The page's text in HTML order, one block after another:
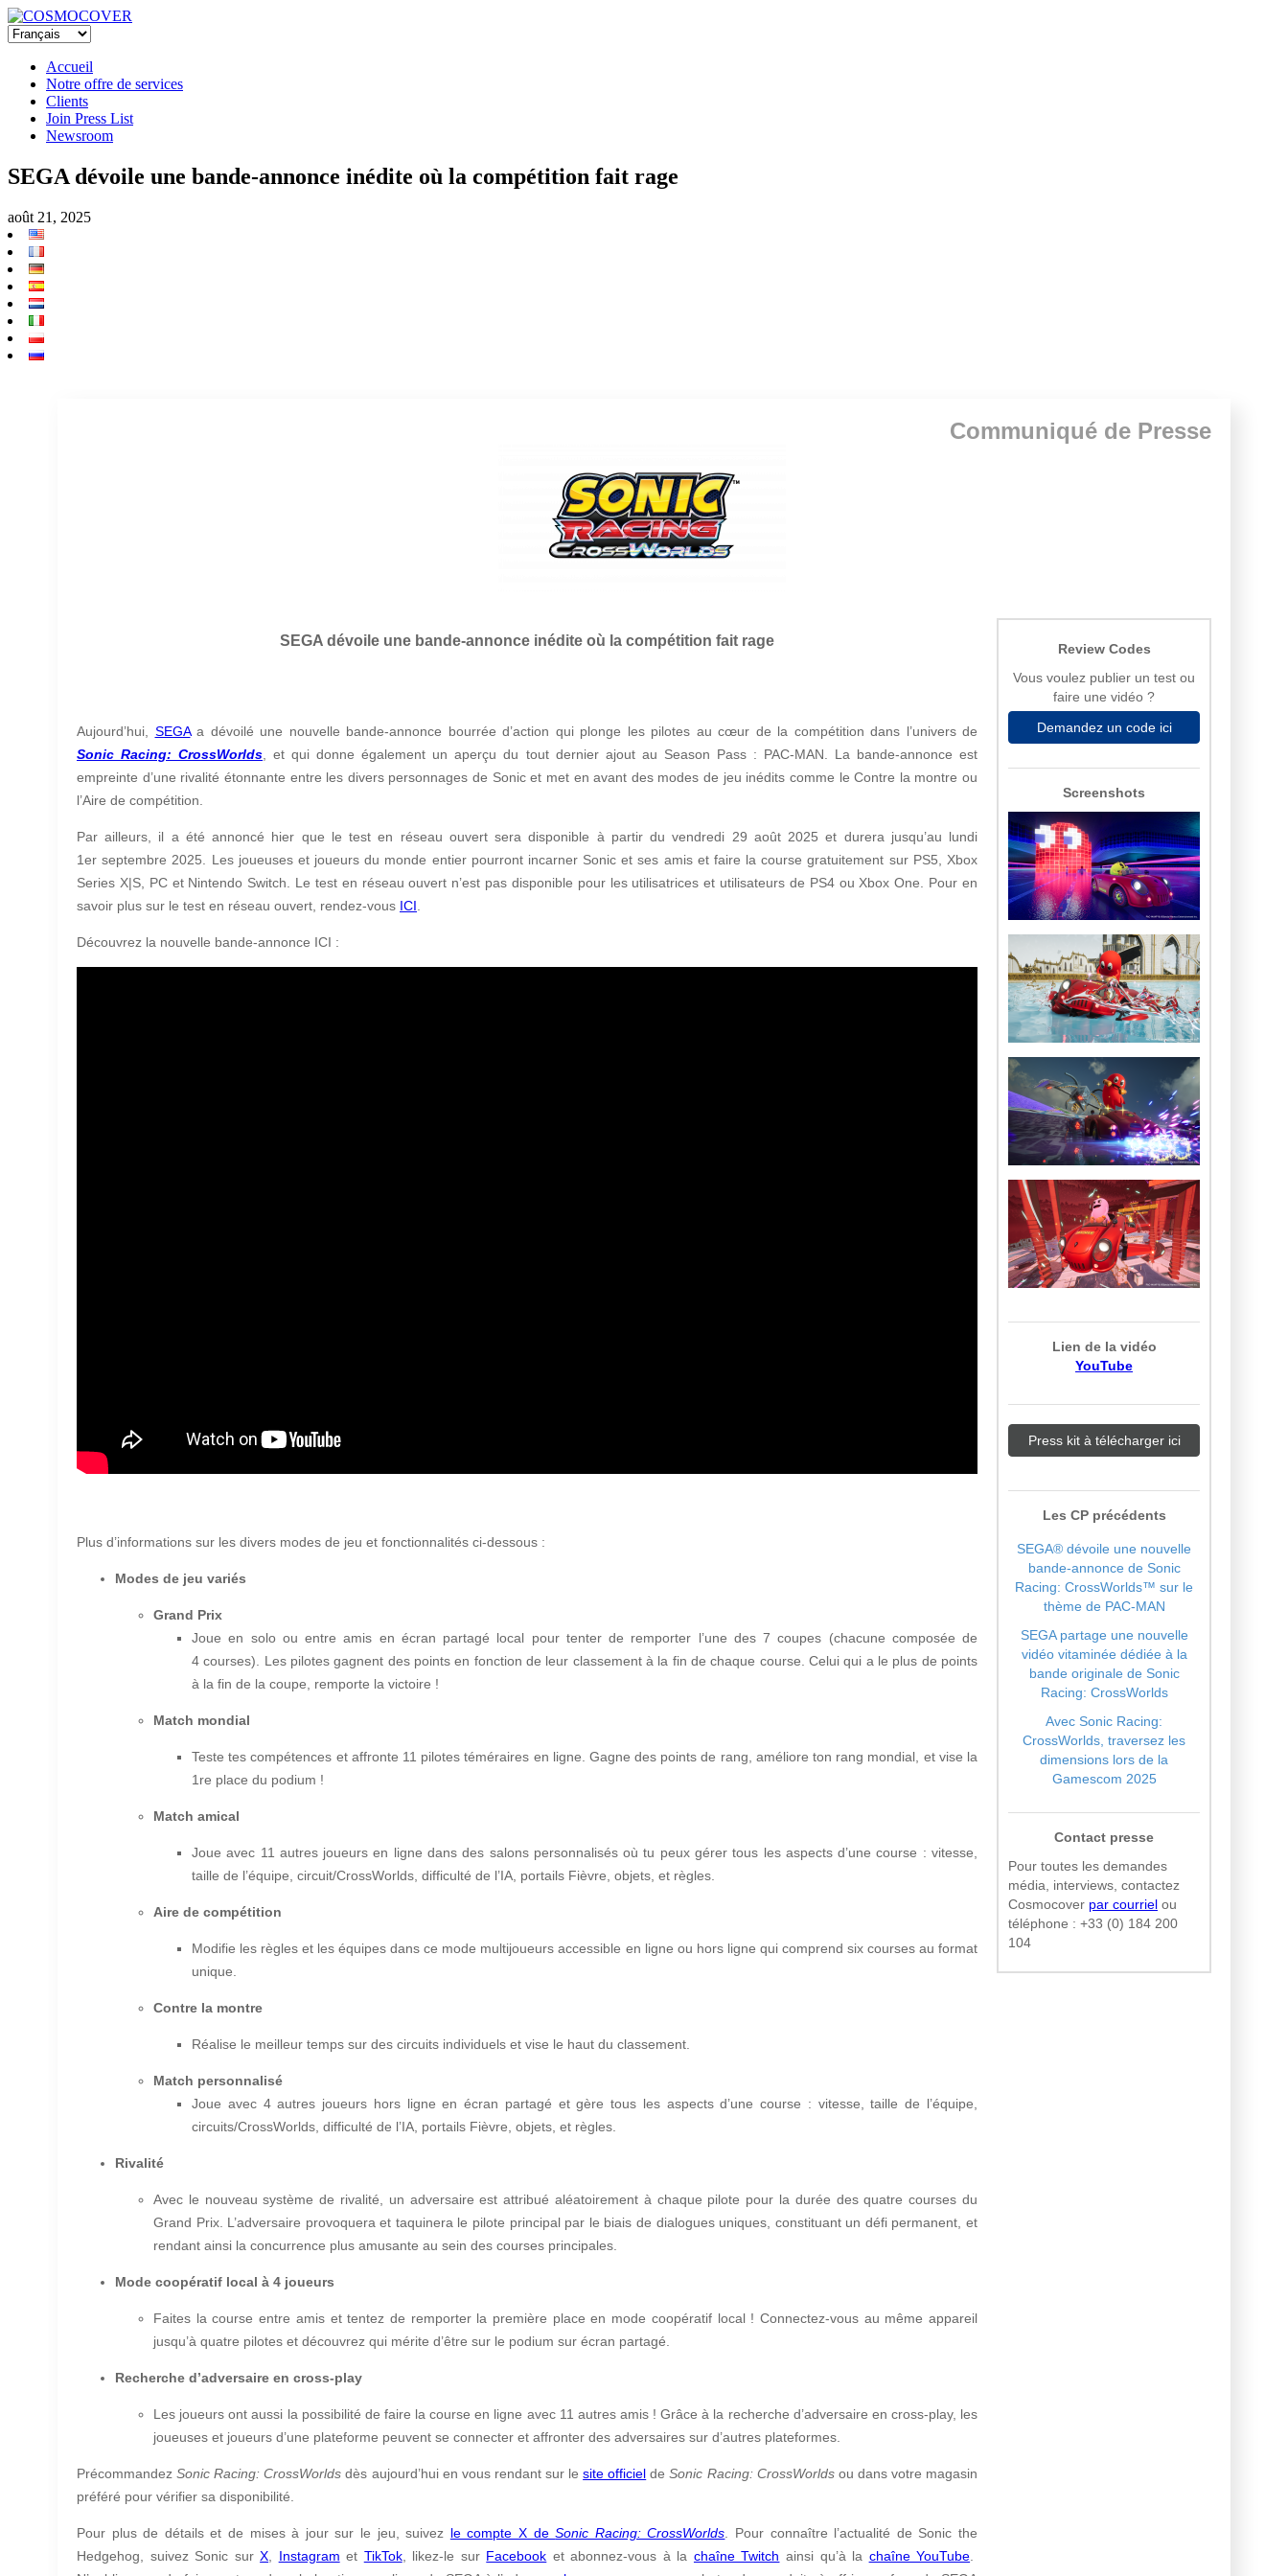
Accueil
Notre offre de services
Clients
Join Press List
Newsroom
SEGA dévoile une bande-annonce inédite où la compétition fait rage
août 21, 2025
Communiqué de Presse
SEGA dévoile une bande-annonce inédite où la compétition fait rage
Aujourd’hui, SEGAa dévoilé une nouvelle bande-annonce bourrée d’action qui plonge les pilotes au cœur de la compétition dans l’univers de
Sonic Racing: CrossWorlds , et qui donne également un aperçu du tout dernier ajout au Season Pass : PAC-MAN. La bande-annonce est
empreinte d’une rivalité étonnante entre les divers personnages de Sonic et met en avant des modes de jeu inédits comme le Contre la montre ou
l’Aire de compétition.
Par ailleurs, il a été annoncé hier que le test en réseau ouvert sera disponible à partir du vendredi 29 août 2025 et durera jusqu’au lundi
1er septembre 2025. Les joueuses et joueurs du monde entier pourront incarner Sonic et ses amis et faire la course gratuitement sur PS5, Xbox
Series X|S, PC et Nintendo Switch. Le test en réseau ouvert n’est pas disponible pour les utilisatrices et utilisateurs de PS4 ou Xbox One. Pour en
savoir plus sur le test en réseau ouvert, rendez-vous ICI
Découvrez la nouvelle bande-annonce ICI :
Plus d’informations sur les divers modes de jeu et fonctionnalités ci-dessous :
Modes de jeu variés
Grand Prix
Joue en solo ou entre amis en écran partagé local pour tenter de remporter l’une des 7 coupes (chacune composée de
4 courses). Les pilotes gagnent des points en fonction de leur classement à la fin de chaque course. Celui qui a le plus de points
à la fin de la coupe, remporte la victoire !
Match mondial
Teste tes compétences et affronte 11 pilotes téméraires en ligne. Gagne des points de rang, améliore ton rang mondial, et vise la
1re place du podium !
Match amical
Joue avec 11 autres joueurs en ligne dans des salons personnalisés où tu peux gérer tous les aspects d’une course : vitesse,
taille de l’équipe, circuit/CrossWorlds, difficulté de l’IA, portails Fièvre, objets, et règles.
Aire de compétition
Modifie les règles et les équipes dans ce mode multijoueurs accessible en ligne ou hors ligne qui comprend six courses au format
unique.
Contre la montre
Réalise le meilleur temps sur des circuits individuels et vise le haut du classement.
Match personnalisé
Joue avec 4 autres joueurs hors ligne en écran partagé et gère tous les aspects d’une course : vitesse, taille de l’équipe,
circuits/CrossWorlds, difficulté de l’IA, portails Fièvre, objets, et règles.
Rivalité
Avec le nouveau système de rivalité, un adversaire est attribué aléatoirement à chaque pilote pour la durée des quatre courses du
Grand Prix. L’adversaire provoquera et taquinera le pilote principal par le biais de dialogues uniques, constituant un défi permanent, et
rendant ainsi la concurrence plus amusante au sein des courses principales.
Mode coopératif local à 4 joueurs
Faites la course entre amis et tentez de remporter la première place en mode coopératif local ! Connectez-vous au même appareil
jusqu’à quatre pilotes et découvrez qui mérite d’être sur le podium sur écran partagé.
Recherche d’adversaire en cross-play
Les joueurs ont aussi la possibilité de faire la course en ligne avec 11 autres amis ! Grâce à la recherche d’adversaire en cross-play, les
joueuses et joueurs d’une plateforme peuvent se connecter et affronter des adversaires sur d’autres plateformes.
Précommandez Sonic Racing: CrossWorlds dès aujourd’hui en vous rendant sur lesite officiel deSonic Racing: CrossWorlds ou dans votre magasin
préféré pour vérifier sa disponibilité.
Pour plus de détails et de mises à jour sur le jeu, suivez le compte X deSonic Racing: CrossWorlds . Pour connaître l’actualité de Sonic the
Hedgehog, suivez Sonic sur X Instagram et TikTok, likez-le sur Facebook et abonnez-vous à la chaîne Twitch ainsi qu’à la chaîne YouTube
Review Codes
Vous voulez publier un test ou
faire une vidéo ?
Demandez un code ici
Screenshots
Lien de la vidéo
YouTube
Press kit à télécharger ici
Les CP précédents
SEGA® dévoile une nouvelle
bande-annonce de Sonic
Racing: CrossWorlds™ sur le
thème de PAC-MAN
SEGA partage une nouvelle
vidéo vitaminée dédiée à la
bande originale de Sonic
Racing: CrossWorlds
Avec Sonic Racing:
CrossWorlds, traversez les
dimensions lors de la
Gamescom 2025
Contact presse
Pour toutes les demandes
média, interviews, contactez
Cosmocover par courriel ou
téléphone : +33 (0) 184 200
104